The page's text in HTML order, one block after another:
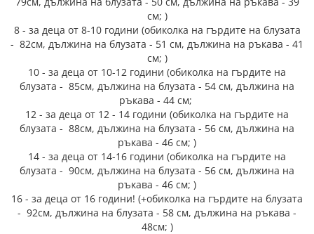
см; )
8 - за деца от 8-10 години (обиколка на гърдите на блузата
- 82см, дължина на блузата - 51 см, дължина на ръкава - 41
см; )
10 - за деца от 10-12 години (обиколка на гърдите на
блузата - 85см, дължина на блузата - 54 см, дължина на
ръкава - 44 см;
12 - за деца от 12 - 14 години (обиколка на гърдите на
блузата - 88см, дължина на блузата - 56 см, дължина на
ръкава - 46 см; )
14 - за деца от 14-16 години (обиколка на гърдите на
блузата - 90см, дължина на блузата - 56 см, дължина на
ръкава - 46 см; )
16 - за деца от 16 години! (+обиколка на гърдите на блузата
- 92см, дължина на блузата - 58 см, дължина на ръкава -
48см; )